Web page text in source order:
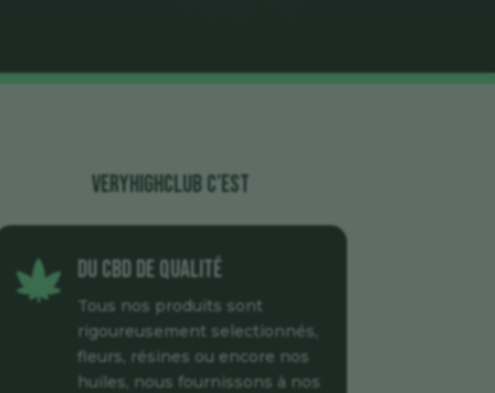
veryhighclub c’est
 Du CBD de qualité
Tous nos produits sont
rigoureusement selectionnés,
fleurs, résines ou encore nos
huiles, nous fournissons à nos